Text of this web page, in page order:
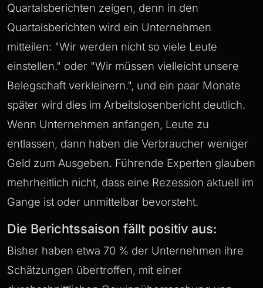
Quartalsberichten zeigen, denn in den
Quartalsberichten wird ein Unternehmen
mitteilen: "Wir werden nicht so viele Leute
einstellen." oder "Wir müssen vielleicht unsere
Belegschaft verkleinern.", und ein paar Monate
später wird dies im Arbeitslosenbericht deutlich.
Wenn Unternehmen anfangen, Leute zu
entlassen, dann haben die Verbraucher weniger
Geld zum Ausgeben. Führende Experten glauben
mehrheitlich nicht, dass eine Rezession aktuell im
Gange ist oder unmittelbar bevorsteht.
Die Berichtssaison fällt positiv aus:
Bisher haben etwa 70 % der Unternehmen ihre
Schätzungen übertroffen, mit einer